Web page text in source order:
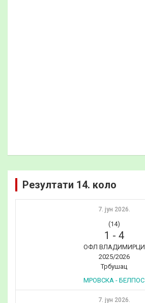
Резултати 14. коло
7. јун 2026.
(14)
1 - 4
ОФЛ ВЛАДИМИРЦИ
2025/2026
Трбушац
МРОВСКА - БЕЛПОС
7. јун 2026.